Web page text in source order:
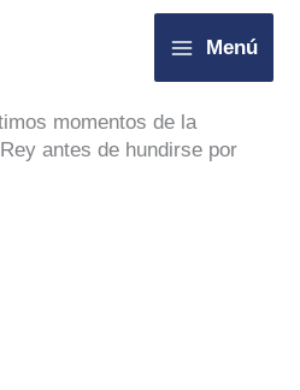
Menú
momentos de la
antes de hundirse por